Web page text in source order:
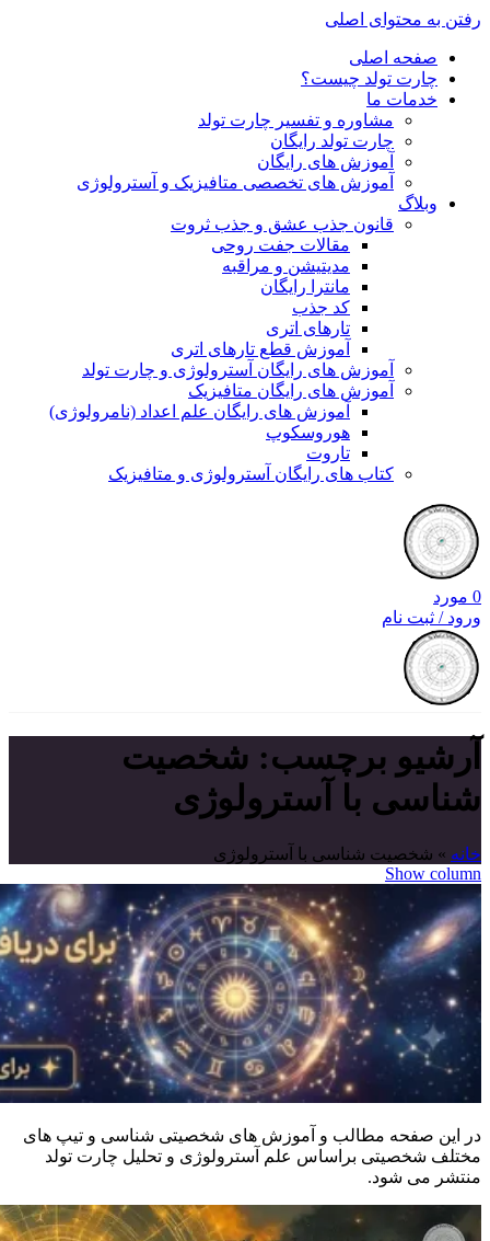
رفتن به محتوای اصلی
صفحه اصلی
چارت تولد چیست؟
خدمات ما
مشاوره و تفسیر چارت تولد
چارت تولد رایگان
آموزش های رایگان
آموزش های تخصصی متافیزیک و آسترولوژی
وبلاگ
قانون جذب عشق و جذب ثروت
مقالات جفت روحی
مدیتیشن و مراقبه
مانترا رایگان
کد جذب
تارهای اتری
آموزش قطع تارهای اتری
آموزش های رایگان آسترولوژی و چارت تولد
آموزش های رایگان متافیزیک
آموزش های رایگان علم اعداد (نامرولوژی)
هوروسکوپ
تاروت
کتاب های رایگان آسترولوژی و متافیزیک
0 مورد
ورود / ثبت نام
آرشیو برچسب: شخصیت
شناسی با آسترولوژی
خانه » شخصیت شناسی با آسترولوژی
Show column
در این صفحه مطالب و آموزش های شخصیتی شناسی و تیپ های
مختلف شخصیتی براساس علم آسترولوژی و تحلیل چارت تولد
منتشر می شود.